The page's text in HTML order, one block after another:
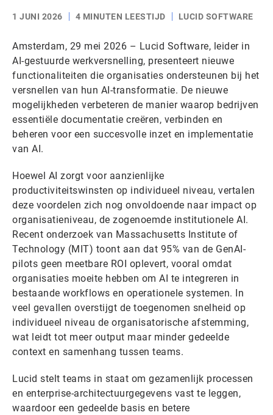
1 JUNI 2026 4 MINUTEN LEESTIJD LUCID SOFTWARE
Amsterdam, 29 mei 2026 – Lucid Software, leider in
AI-gestuurde werkversnelling, presenteert nieuwe
functionaliteiten die organisaties ondersteunen bij het
versnellen van hun AI-transformatie. De nieuwe
mogelijkheden verbeteren de manier waarop bedrijven
essentiële documentatie creëren, verbinden en
beheren voor een succesvolle inzet en implementatie
van AI.
Hoewel AI zorgt voor aanzienlijke
productiviteitswinsten op individueel niveau, vertalen
deze voordelen zich nog onvoldoende naar impact op
organisatieniveau, de zogenoemde institutionele AI.
Recent onderzoek van Massachusetts Institute of
Technology (MIT) toont aan dat 95% van de GenAI-
pilots geen meetbare ROI oplevert, vooral omdat
organisaties moeite hebben om AI te integreren in
bestaande workflows en operationele systemen. In
veel gevallen overstijgt de toegenomen snelheid op
individueel niveau de organisatorische afstemming,
wat leidt tot meer output maar minder gedeelde
context en samenhang tussen teams.
Lucid stelt teams in staat om gezamenlijk processen
en enterprise-architectuurgegevens vast te leggen,
waardoor een gedeelde basis en betere